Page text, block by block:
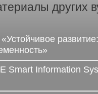
других
Smart Information